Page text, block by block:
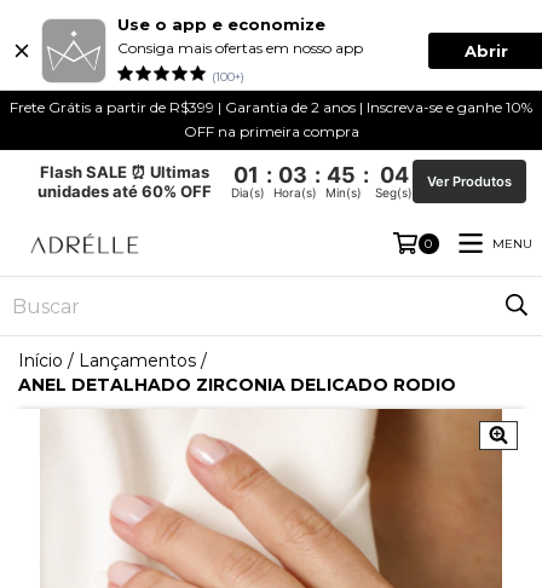
Use o app e economize
Consiga mais ofertas em nosso app
(100+)
Abrir
Frete Grátis a partir de R$399 | Garantia de 2 anos | Inscreva-se e ganhe 10%
OFF na primeira compra
Flash SALE ⏰ Ultimas
unidades até 60% OFF
01 : 03 : 45 : 04
Dia(s) Hora(s) Min(s) Seg(s)
Ver Produtos
0 MENU
Início / Lançamentos /
ANEL DETALHADO ZIRCONIA DELICADO RODIO